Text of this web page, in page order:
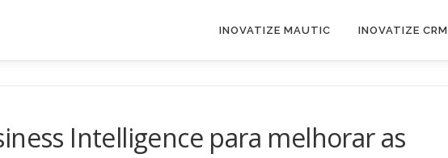
INOVATIZE MAUTIC INOVATIZE CRM
Intelligence para melhorar as